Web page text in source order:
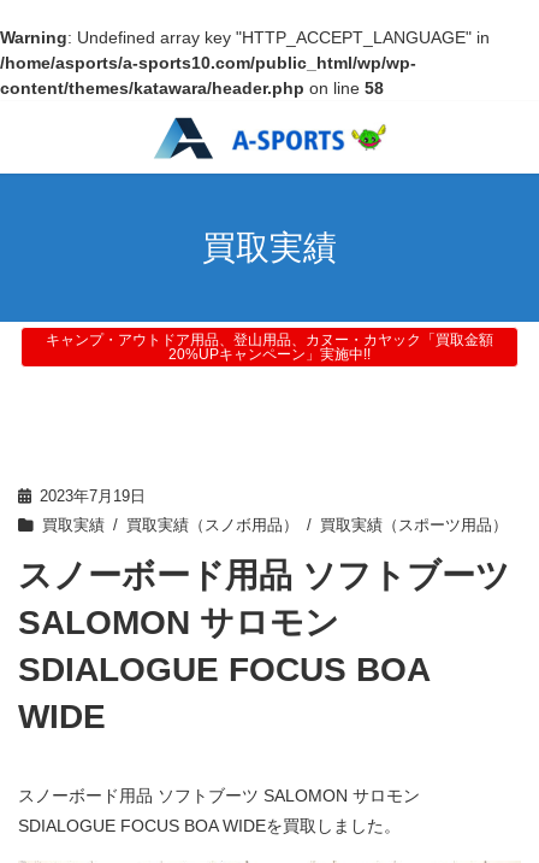
Warning: Undefined array key "HTTP_ACCEPT_LANGUAGE" in
/home/asports/a-sports10.com/public_html/wp/wp-
content/themes/katawara/header.php on line 58
買取実績
キャンプ・アウトドア用品、登山用品、カヌー・カヤック「買取金額
20%UPキャンペーン」実施中!!
2023年7月19日
買取実績
買取実績（スノボ用品） 買取実績（スポーツ用品）
スノーボード用品 ソフトブーツ
SALOMON サロモン
SDIALOGUE FOCUS BOA
WIDE
スノーボード用品 ソフトブーツ SALOMON サロモン
SDIALOGUE FOCUS BOA WIDEを買取しました。